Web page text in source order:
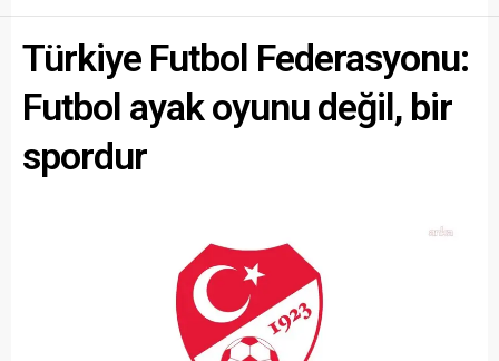
Türkiye Futbol Federasyonu:
Futbol ayak oyunu değil, bir
spordur